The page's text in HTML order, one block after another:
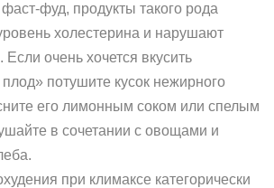
фуд, продукты такого рода
холестерина и нарушают
Если очень хочется вкусить
потушите кусок нежирного
его лимонным соком или спелым
в сочетании с овощами и
при климаксе категорически